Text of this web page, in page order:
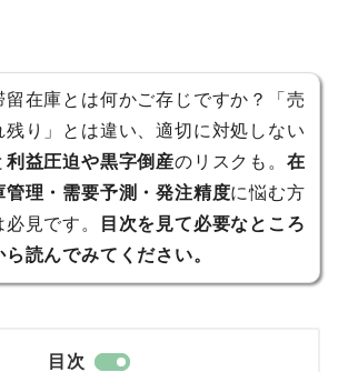
留在庫とは何かご存じですか？「売
残り」とは違い、適切に対処しない
利益圧迫や黒字倒産のリスクも。 在
管理・需要予測・発注精度に悩む方
必見です。
目次を見て必要なところ
ら読んでみてください。
目次